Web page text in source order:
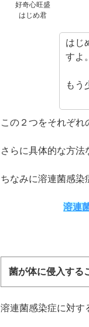
好奇心旺盛
はじめ君
はじ
すよ。
もう
この２つをそれぞれ
さらに具体的な方法
ちなみに溶連菌感染
溶連
菌が体に侵入する
溶連菌感染症に対す